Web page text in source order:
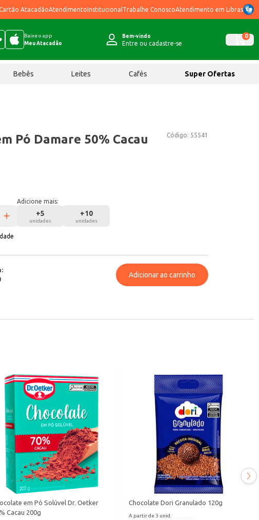
AtacadãoAtendimentoInstitucional Trabalhe ConoscoAtendimento em Libras
Baixe o app
Meu Atacadão
Bem-vindo
Entre ou cadastre-se
0
Bebês Leites Cafés Super Ofertas
Código: 55541
Pó Damare 50% Cacau
Adicione mais:
+5
unidades
+10
unidades
Adicionar ao carrinho
em Pó Solúvel Dr. Oetker
Cacau 200g
Chocolate Dori Granulado 120g
A partir de 3 unid.